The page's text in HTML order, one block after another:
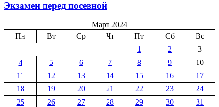
Экзамен перед посевной
Март 2024
Пн
Вт Ср Чт Пт Сб
Вс
1
2
3
4
5 6 7 8 9
10
11
12 13 14 15 16
17
18
19 20 21 22 23
24
25
26 27 28 29 30
31